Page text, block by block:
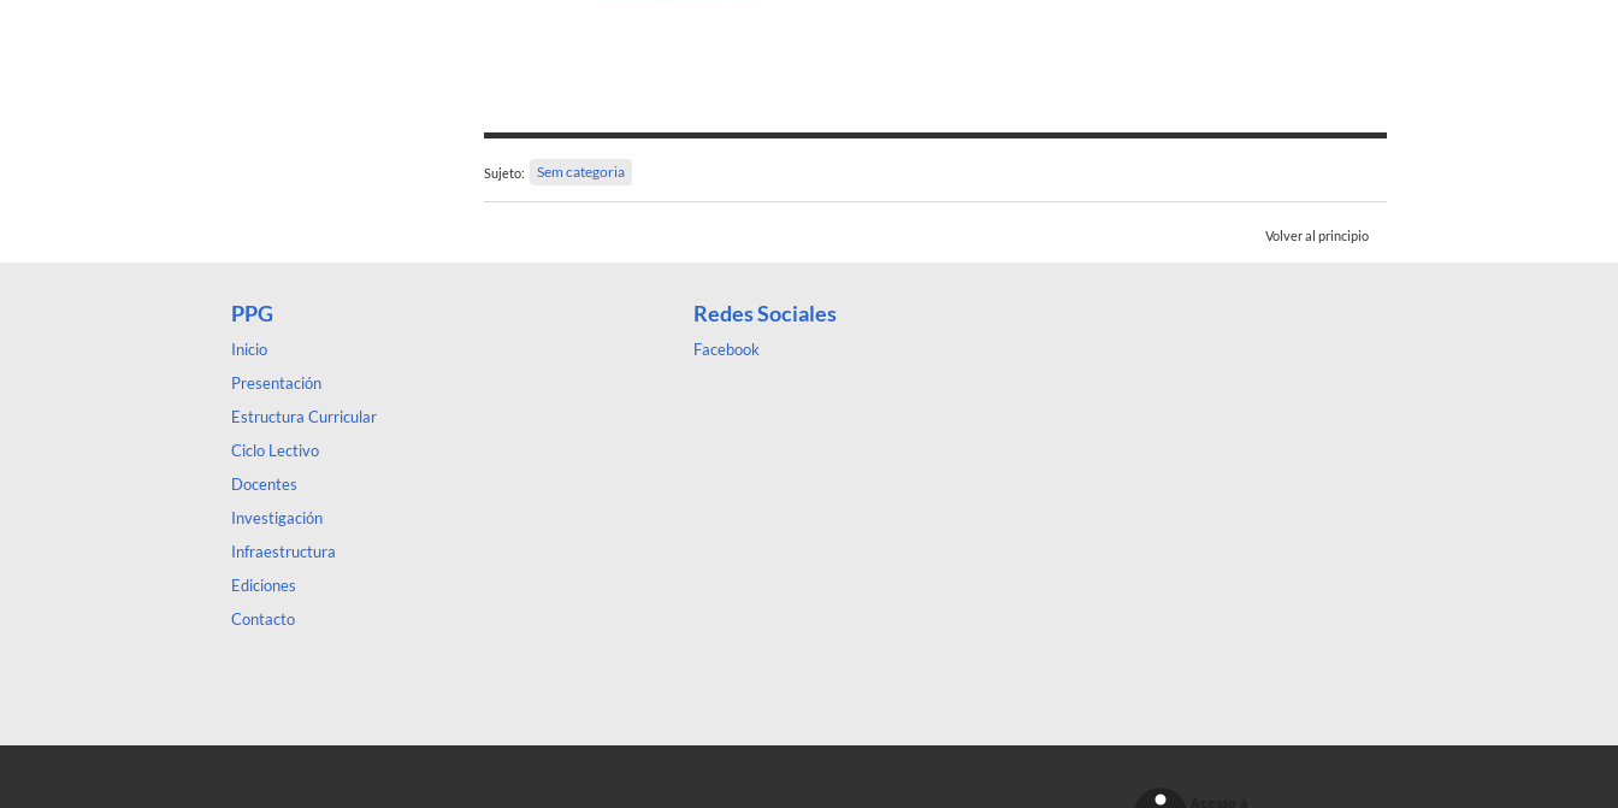
Sujeto: Sem categoria
Volver al principio
PPG
Inicio
Presentación
Estructura Curricular
Ciclo Lectivo
Docentes
Investigación
Infraestructura
Ediciones
Contacto
Redes Sociales
Facebook